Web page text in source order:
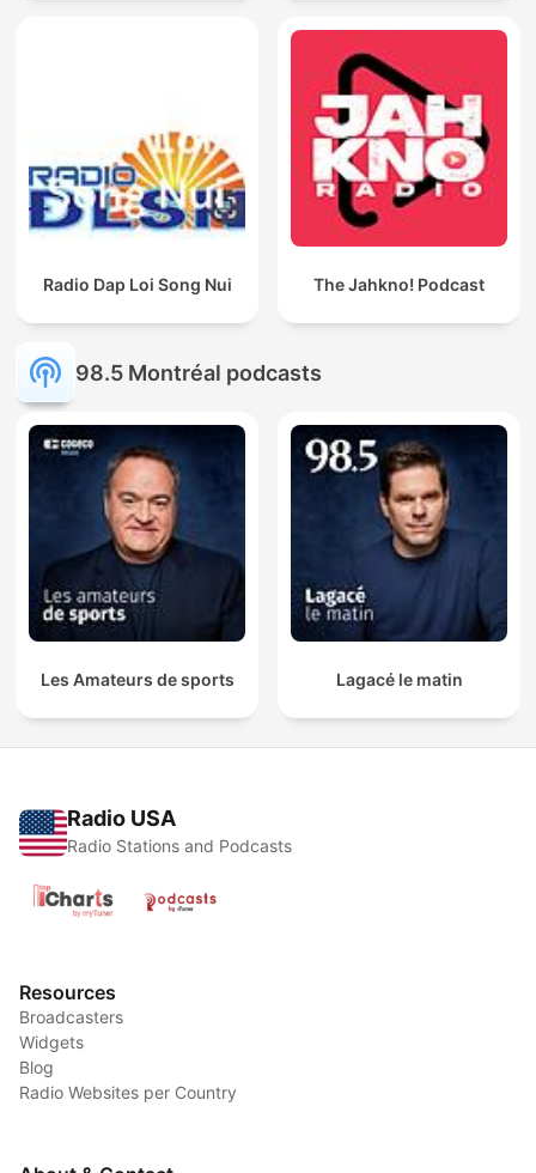
Radio Dap Loi Song Nui The Jahkno! Podcast
98.5 Montréal podcasts
Les Amateurs de sports Lagacé le matin
Radio USA
Radio Stations and Podcasts
Resources
Broadcasters
Widgets
Blog
Radio Websites per Country